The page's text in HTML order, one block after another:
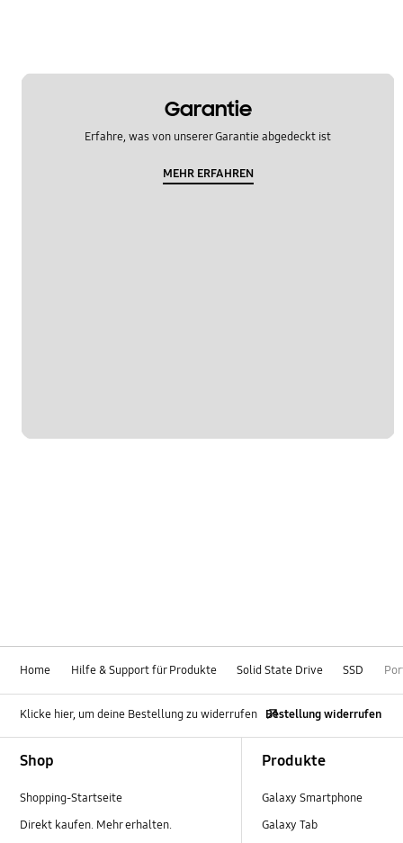
Garantie
Erfahre, was von unserer Garantie abgedeckt ist
MEHR ERFAHREN
Home Hilfe & Support für Produkte Solid State Drive SSD
Klicke hier, um deine Bestellung zu widerrufen Bestellung widerrufen
Shop
Shopping-Startseite
Direkt kaufen. Mehr erhalten.
Produkte
Galaxy Smartphone
Galaxy Tab